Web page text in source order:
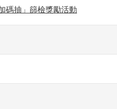
碼抽」篩檢獎勵活動